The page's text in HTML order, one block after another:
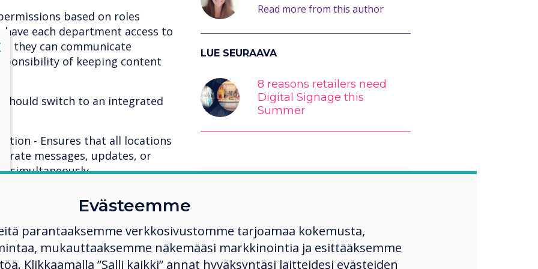
based on roles
have each department access to
they can communicate
of keeping content
should switch to an integrated
- Ensures that all locations
messages, updates, or
simultaneously.
all locations, strengthening
Simplifies updates in real-time
locations, and can be set for
activities.
Read more from this author
LUE SEURAAVA
8 reasons retailers need
Digital Signage this
Summer
The ability to add
Evästeemme
parantaaksemme verkkosivustomme tarjoamaa kokemusta,
mukauttaaksemme näkemääsi markkinointia ja esittääksemme
Klikkaamalla ”Salli kaikki” annat hyväksyntäsi laitteidesi evästeiden